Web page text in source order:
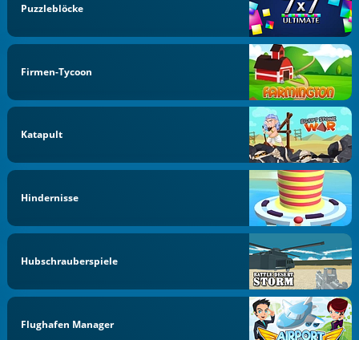
Puzzleblöcke
Firmen-Tycoon
Katapult
Hindernisse
Hubschrauberspiele
Flughafen Manager